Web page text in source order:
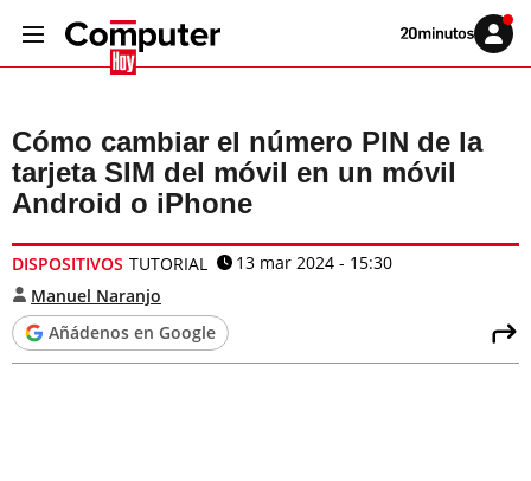
Volver
Iniciar
sesión
Cómo cambiar el número PIN de la
tarjeta SIM del móvil en un móvil
Android o iPhone
DISPOSITIVOS TUTORIAL
13 mar 2024 - 15:30
Manuel Naranjo
Añádenos en Google